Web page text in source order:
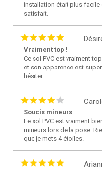
installation était plus facile
satisfait.
Vraiment top !
Ce sol PVC est vraiment
et son apparence est
hésiter.
Soucis mineurs
Le sol PVC est vraiment
mineurs lors de la pose.
que je mets 4 étoiles.